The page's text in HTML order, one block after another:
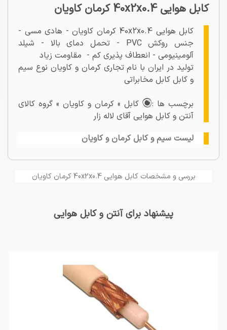
کابل هوایی 40x2x0.4 کرمان کاویان
کابل هوایی 40x2x0.4 کرمان کاویان - هادی مسی -
جنس روکش PVC - تحمل دمای بالا - شیلد
آلومینیومی - انعطاف پذیری کم - مقاومت زیاد
تولید در ایران با نام تجاری کرمان و کاویان نوع سیم
و کابل کابل مخابراتی
برچسب ها :
کابل » کرمان و کاویان » گروه کالای
آنتن و کابل هوایی آقای لاله زار
لیست سیم و کابل کرمان و کاویان
بررسی و مشخصات کابل هوایی 40x2x0.4 کرمان کاویان
پیشنهاد برای آنتن و کابل هوایی